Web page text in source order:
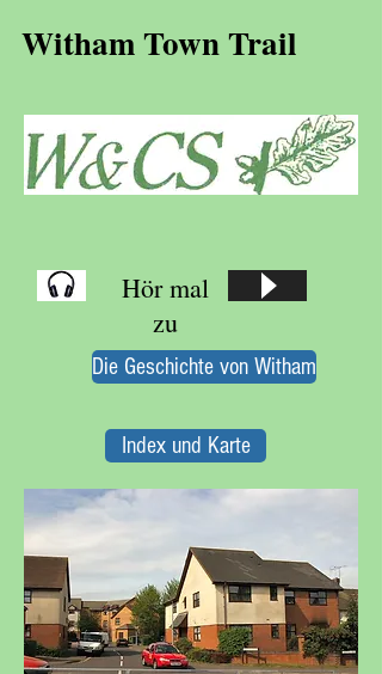
Witham Town Trail
Die Geschichte von Witham
Index und Karte
Hör mal
zu